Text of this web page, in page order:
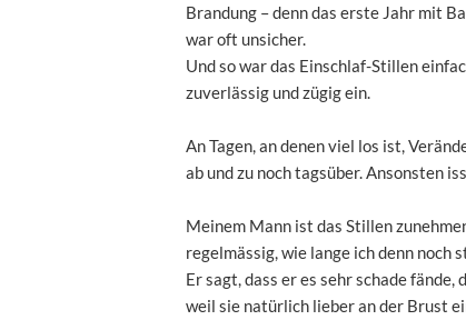
Brandung – denn das erste Jahr mit
war oft unsicher.
Und so war das Einschlaf-Stillen
zuverlässig und zügig ein.
An Tagen, an denen viel los ist,
ab und zu noch tagsüber. Ansonsten
Meinem Mann ist das Stillen
regelmässig, wie lange ich denn noch
Er sagt, dass er es sehr schade
weil sie natürlich lieber an der Brust